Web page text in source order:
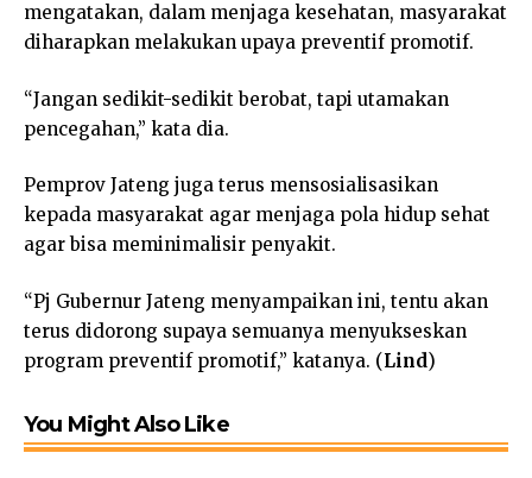
mengatakan, dalam menjaga kesehatan, masyarakat
diharapkan melakukan upaya preventif promotif.
“Jangan sedikit-sedikit berobat, tapi utamakan
pencegahan,” kata dia.
Pemprov Jateng juga terus mensosialisasikan
kepada masyarakat agar menjaga pola hidup sehat
agar bisa meminimalisir penyakit.
“Pj Gubernur Jateng menyampaikan ini, tentu akan
terus didorong supaya semuanya menyukseskan
program preventif promotif,” katanya. (Lind)
You Might Also Like